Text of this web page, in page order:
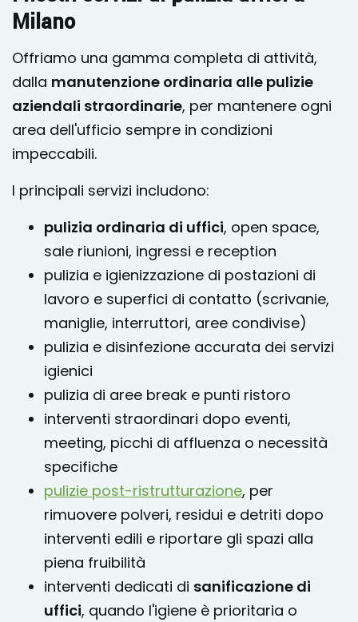
Milano
Offriamo una gamma completa di attività,
dalla manutenzione ordinaria alle pulizie
aziendali straordinarie, per mantenere ogni
area dell'ufficio sempre in condizioni
impeccabili.
I principali servizi includono:
pulizia ordinaria di uffici, open space,
sale riunioni, ingressi e reception
pulizia e igienizzazione di postazioni di
lavoro e superfici di contatto (scrivanie,
maniglie, interruttori, aree condivise)
pulizia e disinfezione accurata dei servizi
igienici
pulizia di aree break e punti ristoro
interventi straordinari dopo eventi,
meeting, picchi di affluenza o necessità
specifiche
pulizie post-ristrutturazione, per
rimuovere polveri, residui e detriti dopo
interventi edili e riportare gli spazi alla
piena fruibilità
interventi dedicati di sanificazione di
uffici, quando l'igiene è prioritaria o